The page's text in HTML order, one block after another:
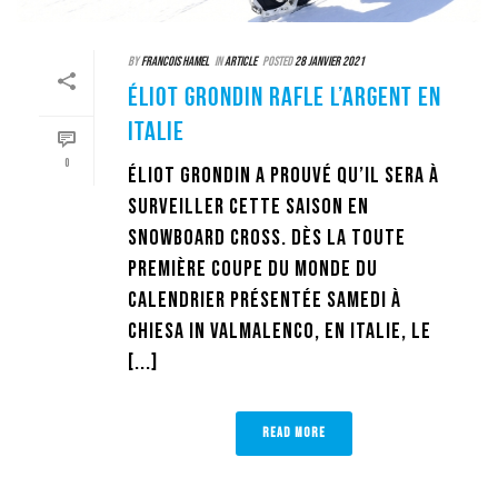
0
ByFrancois Hamel InArticle Posted28 janvier 2021
ÉLIOT GRONDIN RAFLE L’ARGENT EN
ITALIE
Éliot Grondin a prouvé qu’il sera à
surveiller cette saison en
snowboard cross. Dès la toute
première Coupe du monde du
calendrier présentée samedi à
Chiesa in Valmalenco, en Italie, le
[...]
READ MORE